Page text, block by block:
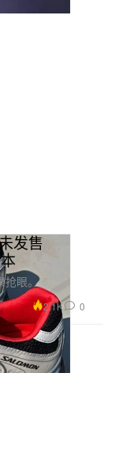
发售
抢眼。
2.1K 0